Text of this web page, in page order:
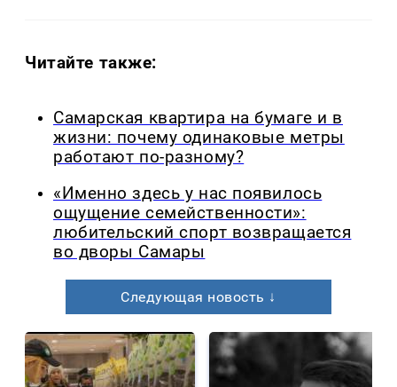
Читайте также:
Самарская квартира на бумаге и в
жизни: почему одинаковые метры
работают по-разному?
«Именно здесь у нас появилось
ощущение семейственности»:
любительский спорт возвращается
во дворы Самары
Следующая новость ↓